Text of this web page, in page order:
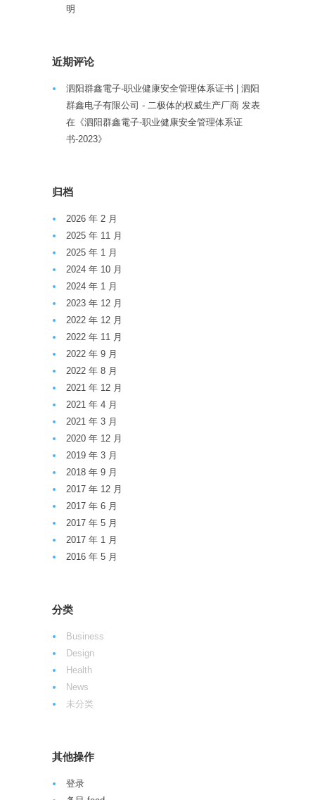
明
近期评论
泗阳群鑫電子-职业健康安全管理体系证书 | 泗阳
群鑫电子有限公司 - 二极体的权威生产厂商 发表
在《泗阳群鑫電子-职业健康安全管理体系证
书-2023》
归档
2026 年 2 月
2025 年 11 月
2025 年 1 月
2024 年 10 月
2024 年 1 月
2023 年 12 月
2022 年 12 月
2022 年 11 月
2022 年 9 月
2022 年 8 月
2021 年 12 月
2021 年 4 月
2021 年 3 月
2020 年 12 月
2019 年 3 月
2018 年 9 月
2017 年 12 月
2017 年 6 月
2017 年 5 月
2017 年 1 月
2016 年 5 月
分类
Business
Design
Health
News
未分类
其他操作
登录